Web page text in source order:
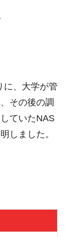
に、大学が管
その後の調
ていたNAS
しました。